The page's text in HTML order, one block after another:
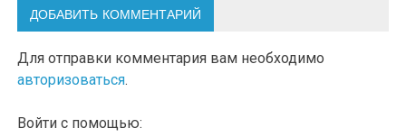
ДОБАВИТЬ КОММЕНТАРИЙ
Для отправки комментария вам необходимо
авторизоваться.
Войти с помощью: